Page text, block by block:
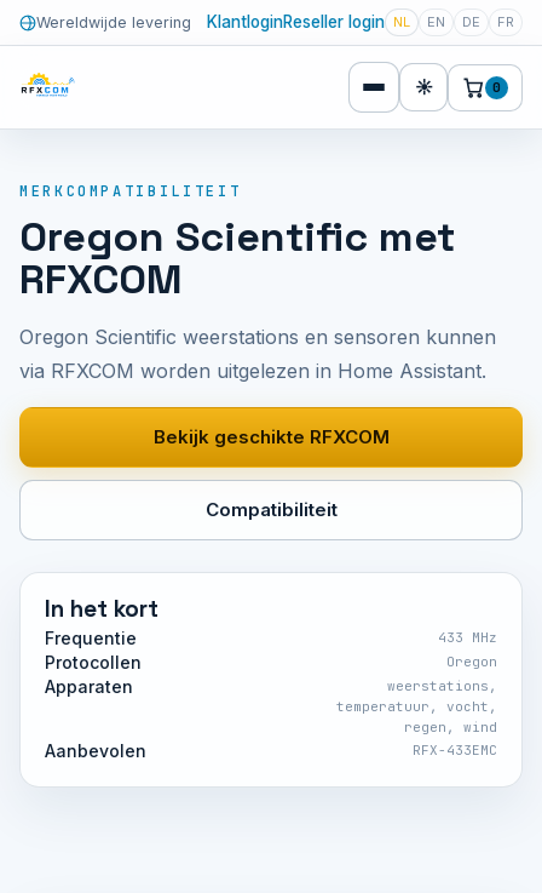
Wereldwijde levering KlantloginReseller login NL EN DE FR
☀ 0
MERKCOMPATIBILITEIT
Oregon Scientific met
RFXCOM
Oregon Scientific weerstations en sensoren kunnen
via RFXCOM worden uitgelezen in Home Assistant.
Bekijk geschikte RFXCOM
Compatibiliteit
In het kort
Frequentie 433 MHz
Protocollen Oregon
Apparaten
weerstations,
temperatuur, vocht,
regen, wind
Aanbevolen RFX-433EMC